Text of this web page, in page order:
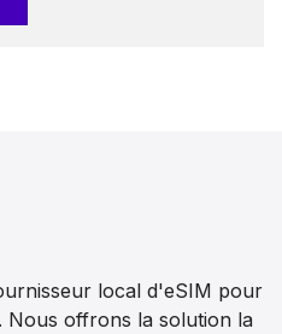
local d'eSIM pour
Nous offrons la solution la